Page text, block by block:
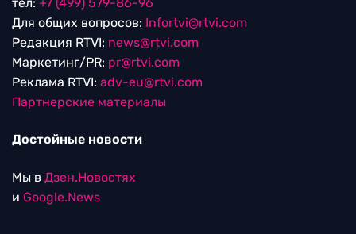
Для общих вопросов: Infortvi@rtvi.com
Редакция RTVI: news@rtvi.com
Маркетинг/PR: pr@rtvi.com
Реклама RTVI: adv-eu@rtvi.com
Партнерские материалы
Достойные новости
Мы в Дзен.Новостях
и Google.News